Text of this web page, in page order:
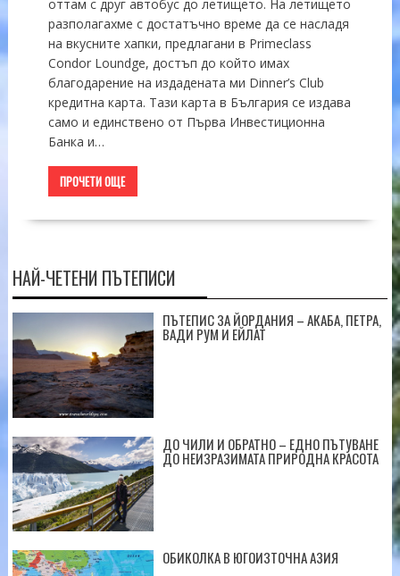
оттам с друг автобус до летището. На летището
разполагахме с достатъчно време да се насладя
на вкусните хапки, предлагани в Primeclass
Condor Loundge, достъп до който имах
благодарение на издадената ми Dinner’s Club
кредитна карта. Тази карта в България се издава
само и единствено от Първа Инвестиционна
Банка и…
ПРОЧЕТИ ОЩЕ
НАЙ-ЧЕТЕНИ ПЪТЕПИСИ
ПЪТЕПИС ЗА ЙОРДАНИЯ – АКАБА, ПЕТРА,
ВАДИ РУМ И ЕЙЛАТ
ДО ЧИЛИ И ОБРАТНО – ЕДНО ПЪТУВАНЕ
ДО НЕИЗРАЗИМАТА ПРИРОДНА КРАСОТА
ОБИКОЛКА В ЮГОИЗТОЧНА АЗИЯ